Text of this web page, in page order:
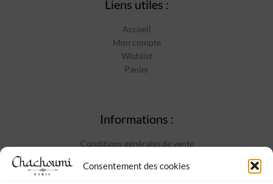
Consentement des cookies
Liens utiles :
Accueil
Mon compte
Wishlist
Panier
Informations :
Conditions générales de vente
Politique de confidentialité